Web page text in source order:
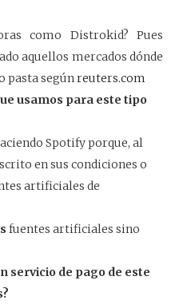
como Distrokid? Pues
aquellos mercados dónde
pasta segúnreuters.com
usamos para este tipo
Spotify porque, al
en sus condiciones o
artificiales de
fuentes artificiales sino
servicio de pago de este